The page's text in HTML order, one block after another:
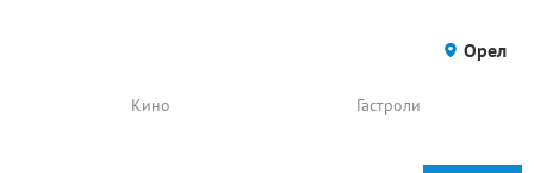
Орел
Кино Гастроли